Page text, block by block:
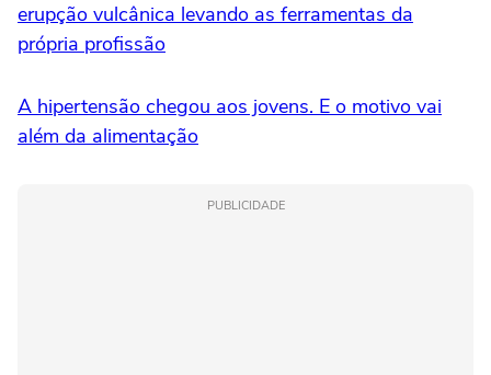
erupção vulcânica levando as ferramentas da
própria profissão
A hipertensão chegou aos jovens. E o motivo vai
além da alimentação
PUBLICIDADE